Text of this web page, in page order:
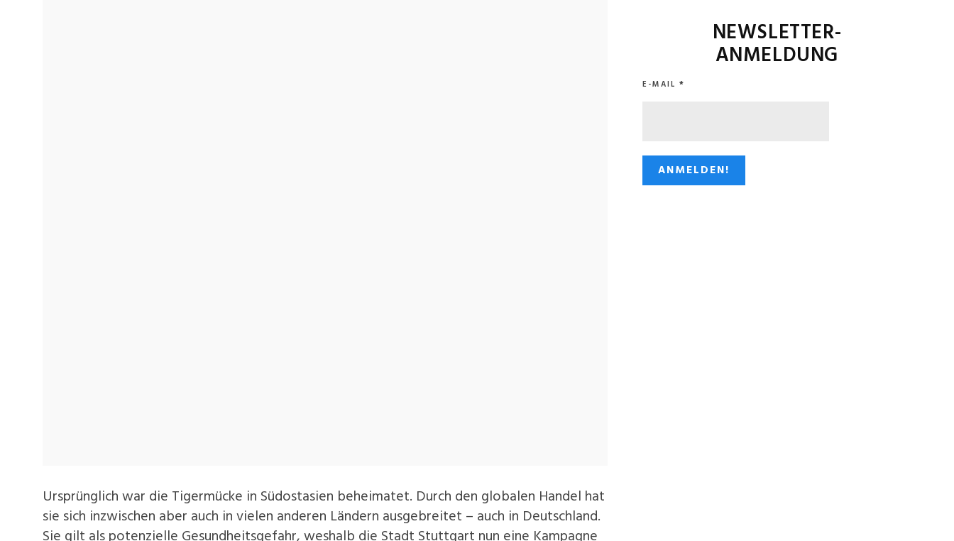
Ursprünglich war die Tigermücke in Südostasien beheimatet. Durch den globalen Handel hat
sie sich inzwischen aber auch in vielen anderen Ländern ausgebreitet – auch in Deutschland.
Sie gilt als potenzielle Gesundheitsgefahr, weshalb die Stadt Stuttgart nun eine Kampagne
NEWSLETTER-
ANMELDUNG
E-MAIL *